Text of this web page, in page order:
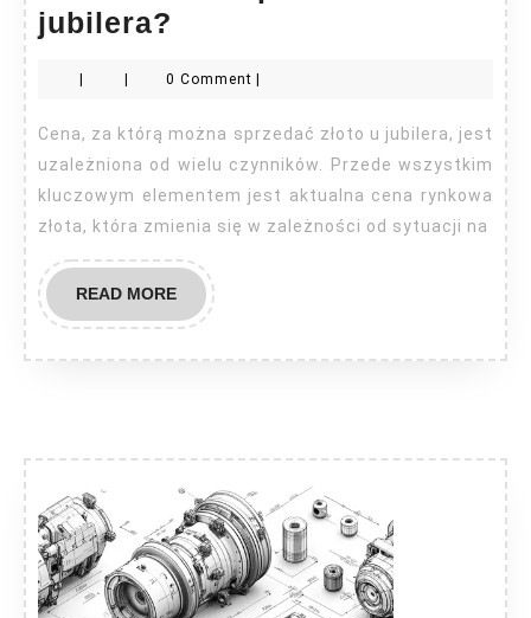
jubilera?
można
sprzedać
złoto
u
jubilera?
0 Comment
Cena, za którą można sprzedać złoto u jubilera, jest
uzależniona od wielu czynników. Przede wszystkim
kluczowym elementem jest aktualna cena rynkowa
złota, która zmienia się w zależności od sytuacji na
READ MOREREAD
MORE